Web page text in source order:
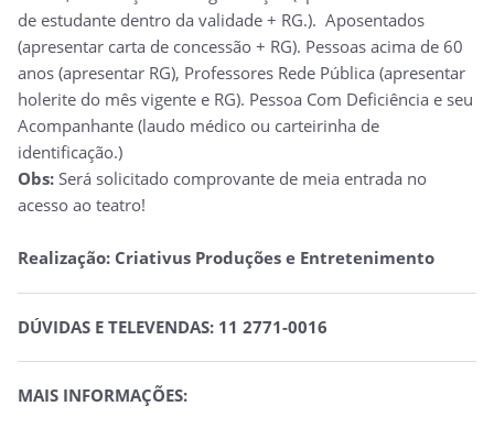
de estudante dentro da validade + RG.). Aposentados
(apresentar carta de concessão + RG). Pessoas acima de 60
anos (apresentar RG), Professores Rede Pública (apresentar
holerite do mês vigente e RG). Pessoa Com Deficiência e seu
Acompanhante (laudo médico ou carteirinha de
identificação.)
Obs: Será solicitado comprovante de meia entrada no
acesso ao teatro!
Realização: Criativus Produções e Entretenimento
DÚVIDAS E TELEVENDAS: 11 2771-0016
MAIS INFORMAÇÕES: